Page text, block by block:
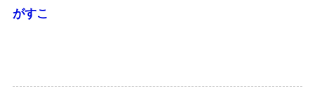
がすこ